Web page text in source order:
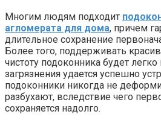
Многим людям подходит
агломерата для дома, причем
длительное сохранение
Более того, поддерживать
чистоту подоконника будет
загрязнения удается успешно
подоконники никогда не
разбухают, вследствие чего
сохраняется надолго.